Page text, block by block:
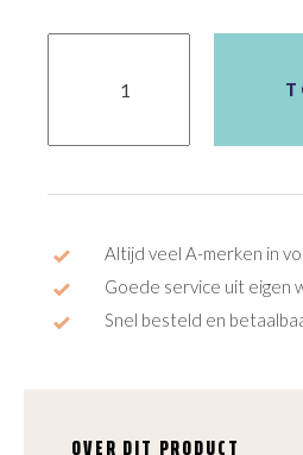
Altijd veel A-merken in
Goede service uit eigen
Snel besteld en
OVER DIT PRODUCT